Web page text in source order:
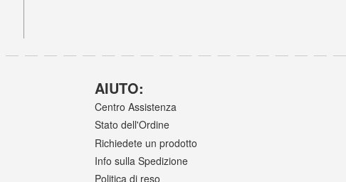
AIUTO:
Centro Assistenza
Stato dell'Ordine
Richiedete un prodotto
Info sulla Spedizione
Politica di reso